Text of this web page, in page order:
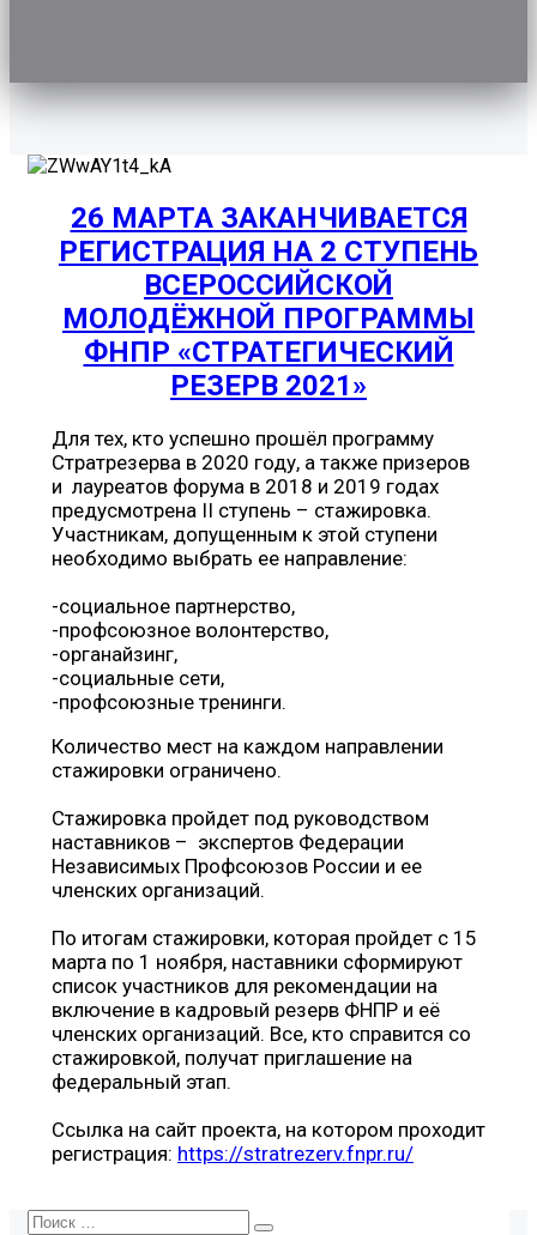
26 МАРТА ЗАКАНЧИВАЕТСЯ
РЕГИСТРАЦИЯ НА 2 СТУПЕНЬ
ВСЕРОССИЙСКОЙ
МОЛОДЁЖНОЙ ПРОГРАММЫ
ФНПР «СТРАТЕГИЧЕСКИЙ
РЕЗЕРВ 2021»
Для тех, кто успешно прошёл программу
Стратрезерва в 2020 году, а также призеров
и лауреатов форума в 2018 и 2019 годах
предусмотрена II ступень – стажировка.
Участникам, допущенным к этой ступени
необходимо выбрать ее направление:
-социальное партнерство,
-профсоюзное волонтерство,
-органайзинг,
-социальные сети,
-профсоюзные тренинги.
Количество мест на каждом направлении
стажировки ограничено.
Стажировка пройдет под руководством
наставников – экспертов Федерации
Независимых Профсоюзов России и ее
членских организаций.
По итогам стажировки, которая пройдет с 15
марта по 1 ноября, наставники сформируют
список участников для рекомендации на
включение в кадровый резерв ФНПР и её
членских организаций. Все, кто справится со
стажировкой, получат приглашение на
федеральный этап.
Ссылка на сайт проекта, на котором проходит
регистрация: https://stratrezerv.fnpr.ru/